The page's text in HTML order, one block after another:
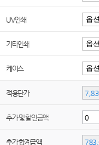
UV인쇄
기타인쇄
케이스
적용단가
추가 및 할인금액
추가 합계금액